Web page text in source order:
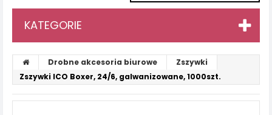
KATEGORIE
Drobne akcesoria biurowe
Zszywki
Zszywki ICO Boxer, 24/6, galwanizowane, 1000szt.